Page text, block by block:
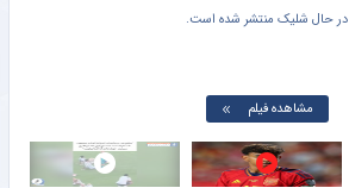
در حال شلیک منتشر شده است.
مشاهده فیلم